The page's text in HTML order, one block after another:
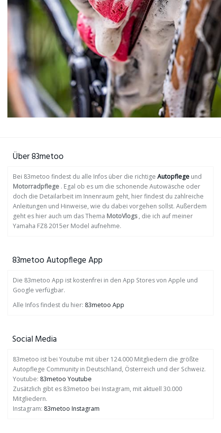
Über 83metoo
Bei 83metoo findest du alle Infos über die richtige Autopflege und
Motorradpflege . Egal ob es um die schonende Autowäsche oder
doch die Detailarbeit im Innenraum geht, hier findest du zahlreiche
Anleitungen und Hinweise, wie du dabei vorgehen sollst. Außerdem
geht es hier auch um das Thema MotoVlogs, die ich auf meiner
Yamaha FZ8 2015er Model aufnehme.
83metoo Autopflege App
Die 83metoo App ist kostenfrei in den App Stores von Apple und
Google verfügbar.
Alle Infos findest du hier: 83metoo App
Social Media
83metoo ist bei Youtube mit über 124.000 Mitgliedern die größte
Autopflege Community in Deutschland, Österreich und der Schweiz.
Youtube: 83metoo Youtube
Zusätzlich gibt es 83metoo bei Instagram, mit aktuell 30.000
Mitgliedern.
Instagram: 83metoo Instagram